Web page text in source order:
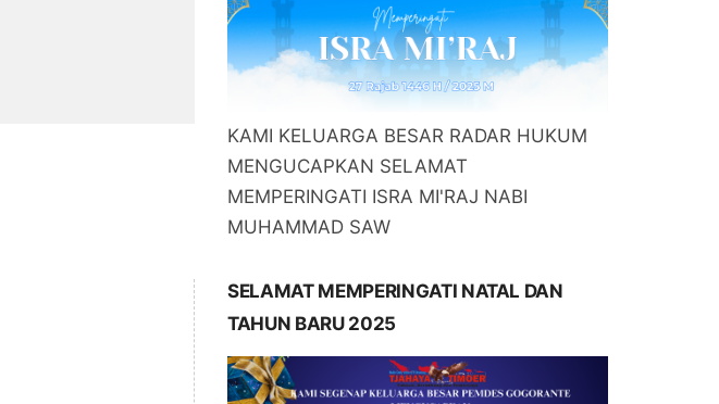
KAMI KELUARGA BESAR RADAR HUKUM
MENGUCAPKAN SELAMAT
MEMPERINGATI ISRA MI'RAJ NABI
MUHAMMAD SAW
SELAMAT MEMPERINGATI NATAL DAN
TAHUN BARU 2025